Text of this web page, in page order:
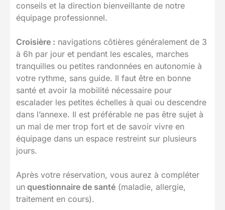
conseils et la direction bienveillante de notre
équipage professionnel.
Croisière : navigations côtières généralement de 3
à 6h par jour et pendant les escales, marches
tranquilles ou petites randonnées en autonomie à
votre rythme, sans guide. Il faut être en bonne
santé et avoir la mobilité nécessaire pour
escalader les petites échelles à quai ou descendre
dans l’annexe. Il est préférable ne pas être sujet à
un mal de mer trop fort et de savoir vivre en
équipage dans un espace restreint sur plusieurs
jours.
Après votre réservation, vous aurez à compléter
un questionnaire de santé (maladie, allergie,
traitement en cours).